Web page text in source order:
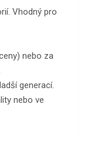
Vhodný pro
nebo za
generací.
nebo ve